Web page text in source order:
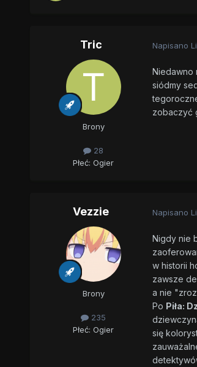
Tric
Brony
28
Płeć: Ogier
Napisano
Niedawno
siódmy
zobaczyć
Vezzie
Brony
235
Płeć: Ogier
Napisano
Nigdy nie
w historii
zawsze
a nie
Po Piła:
się